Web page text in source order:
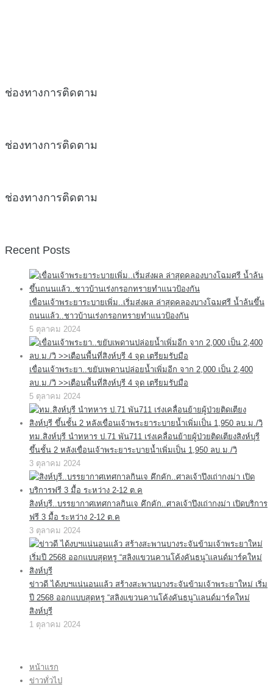
ช่องทางการติดตาม
ช่องทางการติดตาม
ช่องทางการติดตาม
Recent Posts
เขื่อนเจ้าพระยาระบายเพิ่ม..เริ่มส่งผล ล่าสุดคลองบางโฉมศรี น้ำล้นขึ้น
ถนนแล้ว..ชาวบ้านเร่งกรอกทรายทำแนวป้องกัน
5 ตุลาคม 2024
เขื่อนเจ้าพระยา..ขยับเพดานปล่อยน้ำเพิ่มอีก จาก 2,000 เป็น 2,400
ลบ.ม./วิ >>เตือนพื้นที่สิงห์บุรี 4 จุด เตรียมรับมือ
5 ตุลาคม 2024
ทม.สิงห์บุรี นำทหาร ป.71 พัน711 เร่งเคลื่อนย้ายผู้ป่วยติดเตียงสิงห์บุรี
ขึ้นชั้น 2 หลังเขื่อนเจ้าพระยาระบายน้ำเพิ่มเป็น 1,950 ลบ.ม./วิ
3 ตุลาคม 2024
สิงห์บุรี..บรรยากาศเทศกาลกินเจ คึกคัก..ศาลเจ้าปึงเถ่ากงม่า เปิดบริการ
ฟรี 3 มื้อ ระหว่าง 2-12 ต.ค
3 ตุลาคม 2024
ข่าวดี ได้งบฯแน่นอนแล้ว สร้างสะพานบางระจันข้ามเจ้าพระยาใหม่ เริ่ม
ปี 2568 ออกแบบสุดหรู “สลิงแขวนคานโค้งคันธนู”แลนด์มาร์คใหม่
สิงห์บุรี
1 ตุลาคม 2024
หน้าแรก
ข่าวทั่วไป